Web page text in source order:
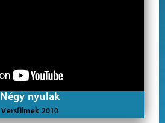
Négy nyulak
Versfilmek 2010